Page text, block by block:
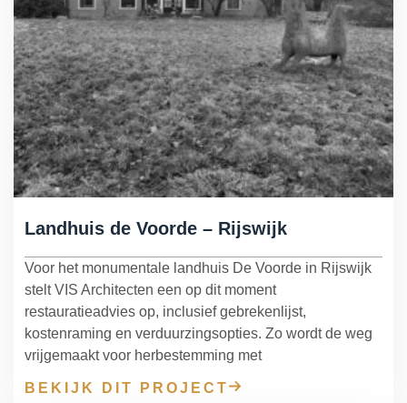
Landhuis de Voorde – Rijswijk
Voor het monumentale landhuis De Voorde in Rijswijk
stelt VIS Architecten een op dit moment
restauratieadvies op, inclusief gebrekenlijst,
kostenraming en verduurzingsopties. Zo wordt de weg
vrijgemaakt voor herbestemming met
BEKIJK DIT PROJECT